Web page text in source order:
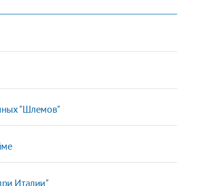
"Шлемов"
Италии"